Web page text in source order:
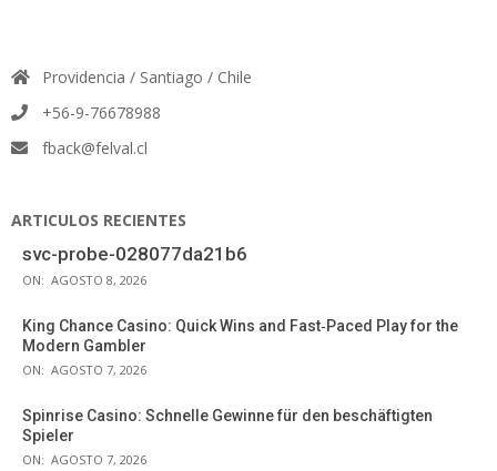
Providencia / Santiago / Chile
+56-9-76678988
fback@felval.cl
ARTICULOS RECIENTES
svc-probe-028077da21b6
ON: AGOSTO 8, 2026
King Chance Casino: Quick Wins and Fast‑Paced Play for the
Modern Gambler
ON: AGOSTO 7, 2026
Spinrise Casino: Schnelle Gewinne für den beschäftigten
Spieler
ON: AGOSTO 7, 2026